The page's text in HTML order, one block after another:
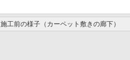
施工前の様子（カーペット敷きの廊下）